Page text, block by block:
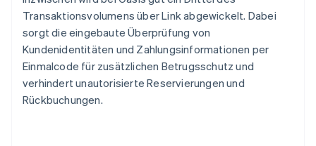
Transaktionsvolumens über Link abgewickelt. Dabei
sorgt die eingebaute Überprüfung von
Kundenidentitäten und Zahlungsinformationen per
Einmalcode für zusätzlichen Betrugsschutz und
verhindert unautorisierte Reservierungen und
Rückbuchungen.